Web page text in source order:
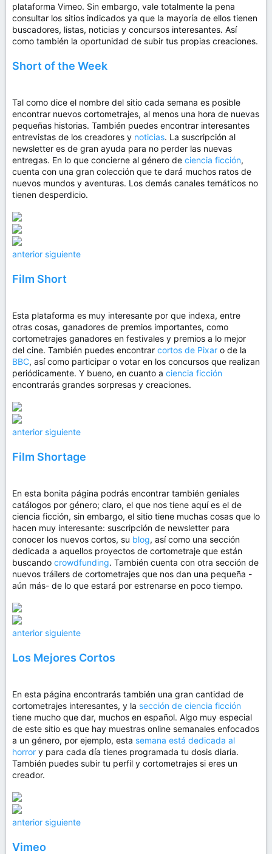
plataforma Vimeo. Sin embargo, vale totalmente la pena
consultar los sitios indicados ya que la mayoría de ellos tienen
buscadores, listas, noticias y concursos interesantes. Así
como también la oportunidad de subir tus propias creaciones.
Short of the Week
Tal como dice el nombre del sitio cada semana es posible
encontrar nuevos cortometrajes, al menos una hora de nuevas
pequeñas historias. También puedes encontrar interesantes
entrevistas de los creadores y noticias. La suscripción al
newsletter es de gran ayuda para no perder las nuevas
entregas. En lo que concierne al género de ciencia ficción,
cuenta con una gran colección que te dará muchos ratos de
nuevos mundos y aventuras. Los demás canales temáticos no
tienen desperdicio.
anterior siguiente
Film Short
Esta plataforma es muy interesante por que indexa, entre
otras cosas, ganadores de premios importantes, como
cortometrajes ganadores en festivales y premios a lo mejor
del cine. También puedes encontrar cortos de Pixar o de la
BBC, así como participar o votar en los concursos que realizan
periódicamente. Y bueno, en cuanto a ciencia ficción
encontrarás grandes sorpresas y creaciones.
anterior siguiente
Film Shortage
En esta bonita página podrás encontrar también geniales
catálogos por género; claro, el que nos tiene aquí es el de
ciencia ficción, sin embargo, el sitio tiene muchas cosas que lo
hacen muy interesante: suscripción de newsletter para
conocer los nuevos cortos, su blog, así como una sección
dedicada a aquellos proyectos de cortometraje que están
buscando crowdfunding. También cuenta con otra sección de
nuevos tráilers de cortometrajes que nos dan una pequeña -
aún más- de lo que estará por estrenarse en poco tiempo.
anterior siguiente
Los Mejores Cortos
En esta página encontrarás también una gran cantidad de
cortometrajes interesantes, y la sección de ciencia ficción
tiene mucho que dar, muchos en español. Algo muy especial
de este sitio es que hay muestras online semanales enfocados
a un género, por ejemplo, esta semana está dedicada al
horror y para cada día tienes programada tu dosis diaria.
También puedes subir tu perfil y cortometrajes si eres un
creador.
anterior siguiente
Vimeo